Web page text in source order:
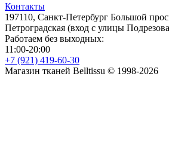
Контакты
197110, Санкт-Петербург Большой
Петроградская (вход с улицы
Работаем без выходных:
11:00-20:00
+7 (921) 419-60-30
Магазин тканей Belltissu © 1998-2026